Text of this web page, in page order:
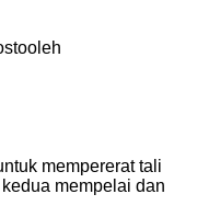
mempererat tali
mempelai dan